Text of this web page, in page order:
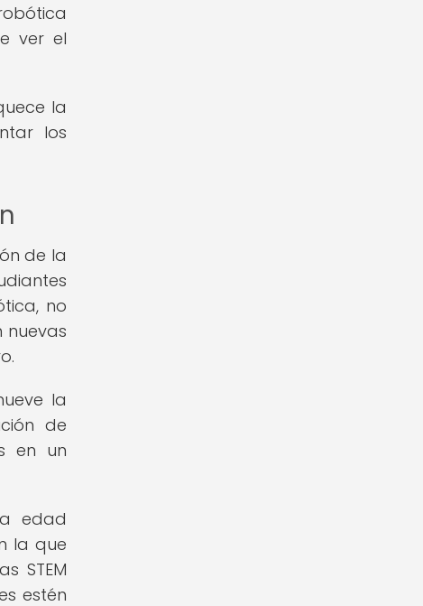
ver el
la
los
de la
no
nuevas
la
de
en un
edad
la que
STEM
estén